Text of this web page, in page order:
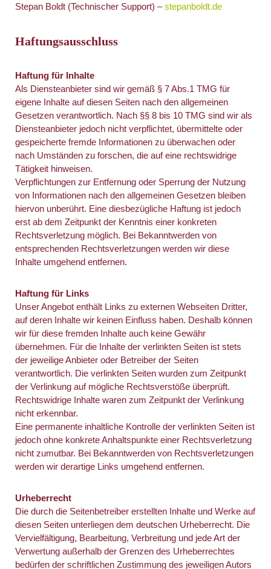
Stepan Boldt (Technischer Support) –stepanboldt.de
Haftungsausschluss
Haftung für Inhalte
Als Diensteanbieter sind wir gemäß § 7 Abs.1 TMG für
eigene Inhalte auf diesen Seiten nach den allgemeinen
Gesetzen verantwortlich. Nach §§ 8 bis 10 TMG sind wir als
Diensteanbieter jedoch nicht verpflichtet, übermittelte oder
gespeicherte fremde Informationen zu überwachen oder
nach Umständen zu forschen, die auf eine rechtswidrige
Tätigkeit hinweisen.
Verpflichtungen zur Entfernung oder Sperrung der Nutzung
von Informationen nach den allgemeinen Gesetzen bleiben
hiervon unberührt. Eine diesbezügliche Haftung ist jedoch
erst ab dem Zeitpunkt der Kenntnis einer konkreten
Rechtsverletzung möglich. Bei Bekanntwerden von
entsprechenden Rechtsverletzungen werden wir diese
Inhalte umgehend entfernen.
Haftung für Links
Unser Angebot enthält Links zu externen Webseiten Dritter,
auf deren Inhalte wir keinen Einfluss haben. Deshalb können
wir für diese fremden Inhalte auch keine Gewähr
übernehmen. Für die Inhalte der verlinkten Seiten ist stets
der jeweilige Anbieter oder Betreiber der Seiten
verantwortlich. Die verlinkten Seiten wurden zum Zeitpunkt
der Verlinkung auf mögliche Rechtsverstöße überprüft.
Rechtswidrige Inhalte waren zum Zeitpunkt der Verlinkung
nicht erkennbar.
Eine permanente inhaltliche Kontrolle der verlinkten Seiten ist
jedoch ohne konkrete Anhaltspunkte einer Rechtsverletzung
nicht zumutbar. Bei Bekanntwerden von Rechtsverletzungen
werden wir derartige Links umgehend entfernen.
Urheberrecht
Die durch die Seitenbetreiber erstellten Inhalte und Werke auf
diesen Seiten unterliegen dem deutschen Urheberrecht. Die
Vervielfältigung, Bearbeitung, Verbreitung und jede Art der
Verwertung außerhalb der Grenzen des Urheberrechtes
bedürfen der schriftlichen Zustimmung des jeweiligen Autors